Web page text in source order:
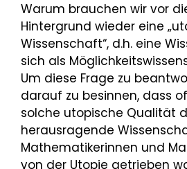
Warum brauchen wir vor
Hintergrund wieder eine
Wissenschaft“, d.h. eine
sich als
Um diese Frage zu
darauf zu besinnen, dass
solche utopische Qualität
herausragende
Mathematikerinnen und
von der Utopie getrieben